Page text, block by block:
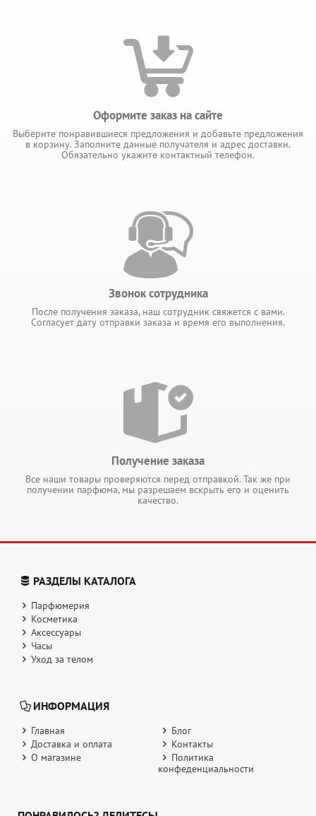
Оформите заказ на сайте
Выберите понравившиеся предложения и добавьте предложения
в корзину. Заполните данные получателя и адрес доставки.
Обязательно укажите контактный телефон.
Звонок сотрудника
После получения заказа, наш сотрудник свяжется с вами.
Согласует дату отправки заказа и время его выполнения.
Получение заказа
Все наши товары проверяются перед отправкой. Так же при
получении парфюма, мы разрешаем вскрыть его и оценить
качество.
РАЗДЕЛЫ КАТАЛОГА
Парфюмерия
Косметика
Аксессуары
Часы
Уход за телом
ИНФОРМАЦИЯ
Главная
Блог
Доставка и оплата
Контакты
О магазине
Политика
конфеденциальности